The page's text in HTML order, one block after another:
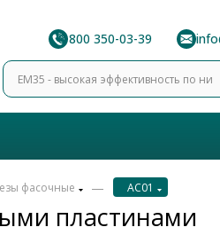
8 800 350-03-39
пластинами
фасочные — AC01